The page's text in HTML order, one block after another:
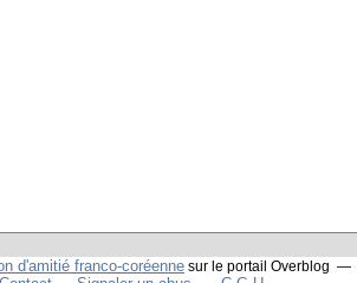
d'amitié franco-coréenne sur le portail Overblog